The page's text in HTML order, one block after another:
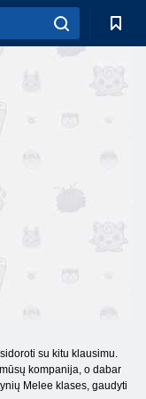
su kitu klausimu.
kompanija, o dabar
Melee klases, gaudyti